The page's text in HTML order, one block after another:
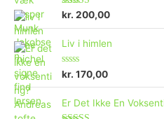
Vurderet
ud af 5
kr. 200,00
Liv i himlen
V
r
d
e
kr. 170,00
Er Det Ikke En